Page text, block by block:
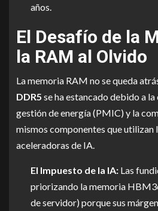
años.
El Desafío de la
la RAM al Olvido
La memoria RAM no se queda
DDR5 se ha estancado debido a la
gestión de energía (PMIC) y la
mismos componentes que utilizan
aceleradoras de IA.
El Impuesto de la IA: Las
priorizando la memoria
de servidor) porque sus